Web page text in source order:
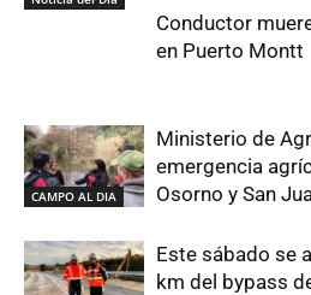
Conductor
en Puerto Montt
CAMPO AL DIA
Ministerio de
emergencia
Osorno y San
Este sábado se
km del bypass